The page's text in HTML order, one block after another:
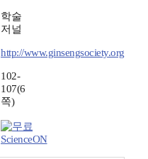
학술
저널
http://www.ginsengsociety.org
102-
107(6
쪽)
ScienceON